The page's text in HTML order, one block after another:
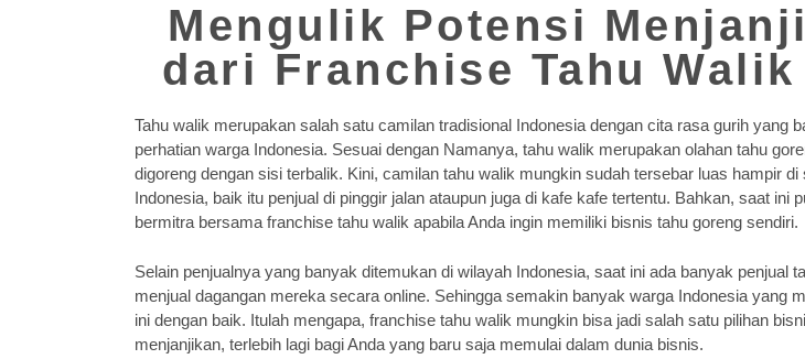
Mengulik Potensi
dari Franchise Tahu Walik
Tahu walik merupakan salah satu camilan tradisional Indonesia dengan cita rasa gurih yang
perhatian warga Indonesia. Sesuai dengan Namanya, tahu walik merupakan olahan tahu
digoreng dengan sisi terbalik. Kini, camilan tahu walik mungkin sudah tersebar luas hampir di
Indonesia, baik itu penjual di pinggir jalan ataupun juga di kafe kafe tertentu. Bahkan, saat ini
bermitra bersama franchise tahu walik apabila Anda ingin memiliki bisnis tahu goreng sendiri.
Selain penjualnya yang banyak ditemukan di wilayah Indonesia, saat ini ada banyak penjual
menjual dagangan mereka secara online. Sehingga semakin banyak warga Indonesia yang
ini dengan baik. Itulah mengapa, franchise tahu walik mungkin bisa jadi salah satu pilihan
menjanjikan, terlebih lagi bagi Anda yang baru saja memulai dalam dunia bisnis.